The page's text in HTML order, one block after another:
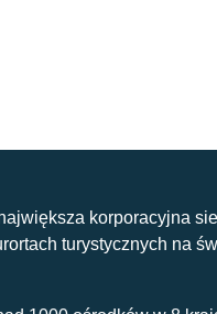
korporacyjna
turystycznych na